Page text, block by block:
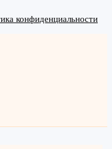
конфиденциальности